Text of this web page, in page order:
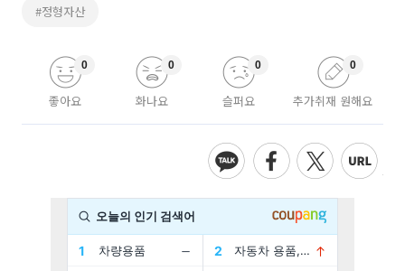
#정형자산
좋아요
0
화나요
0
슬퍼요
0
추가취재 원해요
0